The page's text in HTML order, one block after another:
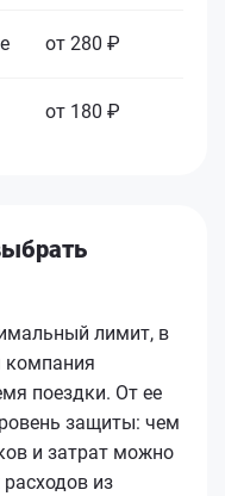
от 280 ₽
от 180 ₽
лимит, в
компания
поездки. От ее
защиты: чем
и затрат можно
из